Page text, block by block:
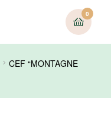
0
CEF “MONTAGNE